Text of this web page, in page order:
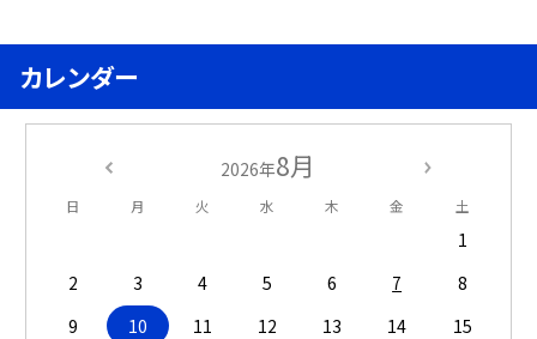
カレンダー
2026年8月
日 月 火 水 木 金 土
1
2
3 4 5 6 7
8
9
10 11 12 13 14
15